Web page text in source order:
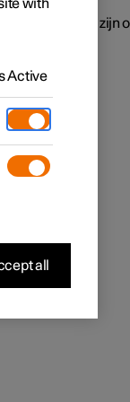
aanwezig zijn
with
Active
all